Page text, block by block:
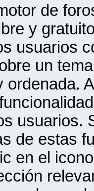
de
y
usuarios
un
ordenada.
usuarios.
de estas
en el